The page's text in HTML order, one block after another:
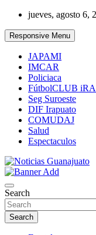
Skip
content
jueves, agosto 6,
Responsive Menu
JAPAMI
IMCAR
Policiaca
FútbolCLUB
Seg Suroeste
DIF Irapuato
COMUDAJ
Salud
Espectaculos
Noticias
Search
Search